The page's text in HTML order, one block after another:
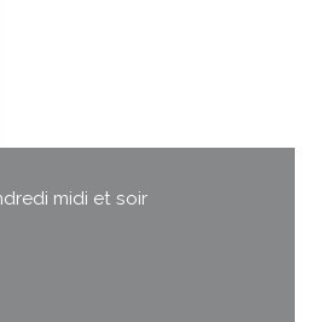
midi et soir